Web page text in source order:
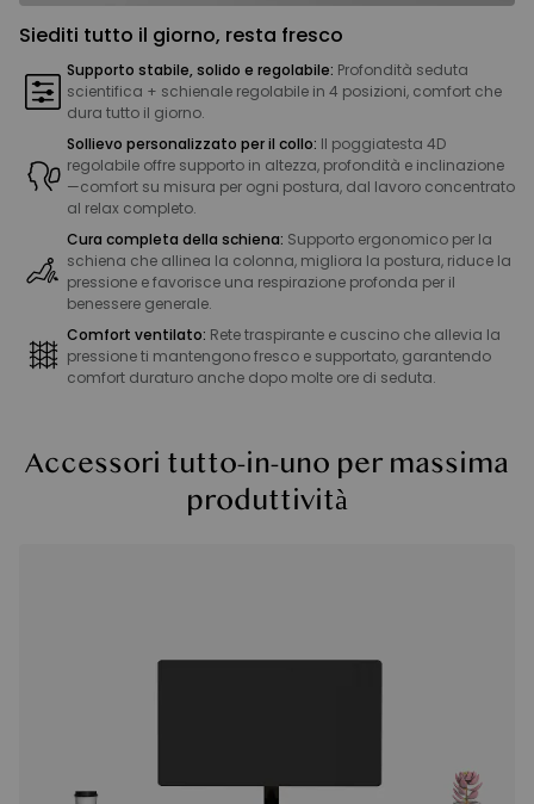
Siediti tutto il giorno, resta fresco
Supporto stabile, solido e regolabile: Profondità seduta
scientifica + schienale regolabile in 4 posizioni, comfort che
dura tutto il giorno.
Sollievo personalizzato per il collo: Il poggiatesta 4D
regolabile offre supporto in altezza, profondità e inclinazione
—comfort su misura per ogni postura, dal lavoro concentrato
al relax completo.
Cura completa della schiena: Supporto ergonomico per la
schiena che allinea la colonna, migliora la postura, riduce la
pressione e favorisce una respirazione profonda per il
benessere generale.
Comfort ventilato: Rete traspirante e cuscino che allevia la
pressione ti mantengono fresco e supportato, garantendo
comfort duraturo anche dopo molte ore di seduta.
Accessori tutto-in-uno per massima
produttività